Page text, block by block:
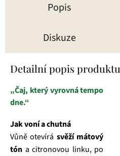
Popis
Diskuze
Detailní popis produktu
„Čaj, který vyrovná tempo
dne.“
Jak voní a chutná
Vůně otevírá svěží mátový
tón a citronovou linku, po